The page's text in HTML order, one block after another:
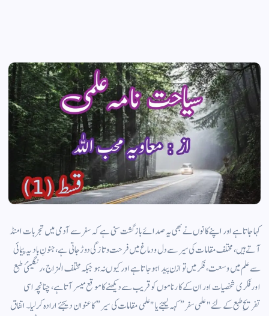
کہا جاتا ہے اور اپنے کانوں نے بھی یہ صدائے بازگشت سنی ہے کہ سفر سے آدمی میں تجربات امنڈ
آتے ہیں، مختلف مقامات کی سیر سے دل ودماغ میں فرحت وتازگی دوڑ جاتی ہے، جنونِ بادیہ پیمائی
سے علم میں وسعت، فکر میں توازن پیدا ہوجاتا ہے اور کیوں نہ ہو جبکہ مختلف المزاج، رنگینئ طبع
اور فکری شخصیات اور ان کے کارناموں کو قریب سے دیکھنے کا موقع میسر آتا ہے، چنانچہ اسی
تفریحِ طبع کے لئے "علمی سفر” کہہ لیجئے یا "علمی مقامات کی سیر” کا عنوان دیجئے ارادہ کرلیا۔ اتفاق